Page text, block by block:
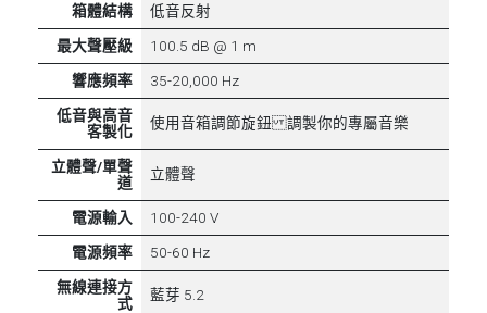
箱體結構
低音反射
最大聲壓級
100.5 dB @ 1 m
響應頻率
35-20,000 Hz
低音與高音
客製化
使用音箱調節旋鈕 調製你的專屬音樂
立體聲/單聲
道
立體聲
電源輸入
100-240 V
電源頻率
50-60 Hz
無線連接方
式
藍芽 5.2